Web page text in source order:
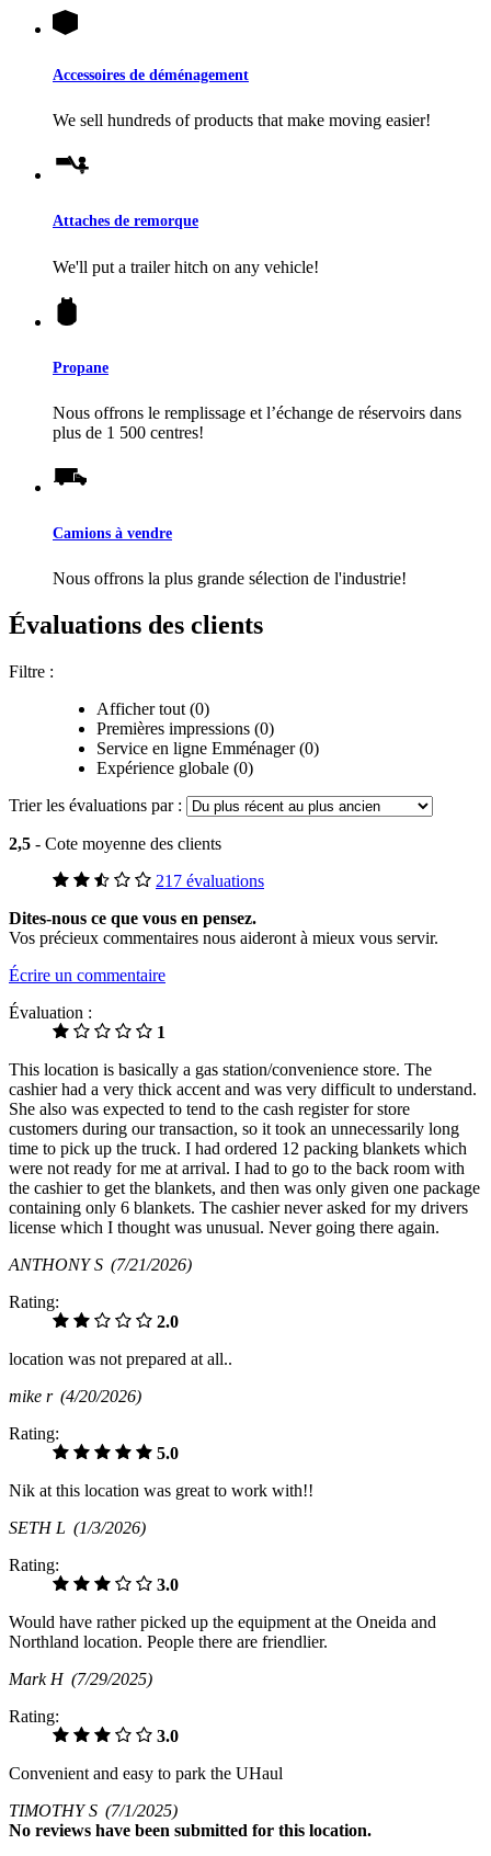
Accessoires de déménagement
We sell hundreds of products that make moving easier!
Attaches de remorque
We'll put a trailer hitch on any vehicle!
Propane
Nous offrons le remplissage et l’échange de réservoirs dans
plus de 1 500 centres!
Camions à vendre
Nous offrons la plus grande sélection de l'industrie!
Évaluations des clients
Filtre :
Afficher tout (0)
Premières impressions (0)
Service en ligne Emménager (0)
Expérience globale (0)
Trier les évaluations par :
2,5 - Cote moyenne des clients
217 évaluations
Dites-nous ce que vous en pensez.
Vos précieux commentaires nous aideront à mieux vous servir.
Écrire un commentaire
Évaluation :
1
This location is basically a gas station/convenience store. The
cashier had a very thick accent and was very difficult to understand.
She also was expected to tend to the cash register for store
customers during our transaction, so it took an unnecessarily long
time to pick up the truck. I had ordered 12 packing blankets which
were not ready for me at arrival. I had to go to the back room with
the cashier to get the blankets, and then was only given one package
containing only 6 blankets. The cashier never asked for my drivers
license which I thought was unusual. Never going there again.
ANTHONY S (7/21/2026)
Rating:
2.0
location was not prepared at all..
mike r (4/20/2026)
Rating:
5.0
Nik at this location was great to work with!!
SETH L (1/3/2026)
Rating:
3.0
Would have rather picked up the equipment at the Oneida and
Northland location. People there are friendlier.
Mark H (7/29/2025)
Rating:
3.0
Convenient and easy to park the UHaul
TIMOTHY S (7/1/2025)
No reviews have been submitted for this location.